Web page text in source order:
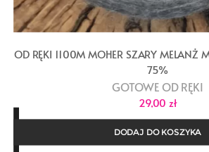
OD RĘKI 1100M MOHER SZARY MELANŻ
75%
GOTOWE OD RĘKI
29,00zł
DODAJ DO KOSZYKA